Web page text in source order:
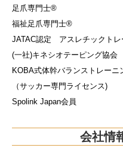
足爪専門士®️
福祉足爪専門士®︎
JATAC認定 アスレチックトレ
(一社)キネシオテーピング協
KOBA式体幹バランストレー
（サッカー専門ライセンス)
Spolink Japan会員
会社情